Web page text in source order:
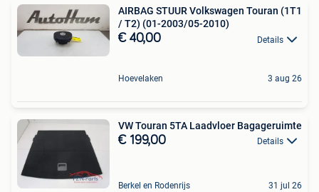
AIRBAG STUUR Volkswagen Touran (1T1
/ T2) (01-2003/05-2010)
€ 40,00 Details
Hoevelaken 3 aug 26
VW Touran 5TA Laadvloer Bagageruimte
€ 199,00 Details
Berkel en Rodenrijs 31 jul 26